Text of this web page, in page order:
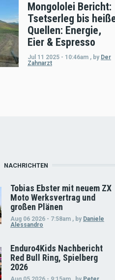
Mongololei Bericht:
Tsetserleg bis
Quellen: Energie,
Eier & Espresso
Jul 11 2025 - 10:46am , by Der
Zahnarzt
NACHRICHTEN
Tobias Ebster mit neuem ZX
Moto Werksvertrag und
großen Plänen
Aug 06 2026 - 7:58am , by Daniele
Alessandro
Enduro4Kids Nachbericht
Red Bull Ring, Spielberg
2026